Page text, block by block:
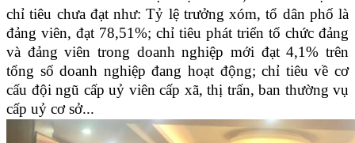
chỉ tiêu chưa đạt như: Tỷ lệ trưởng xóm, tổ dân phố là
đảng viên, đạt 78,51%; chỉ tiêu phát triển tổ chức đảng
và đảng viên trong doanh nghiệp mới đạt 4,1% trên
tổng số doanh nghiệp đang hoạt động; chỉ tiêu về cơ
cấu đội ngũ cấp uỷ viên cấp xã, thị trấn, ban thường vụ
cấp uỷ cơ sở...